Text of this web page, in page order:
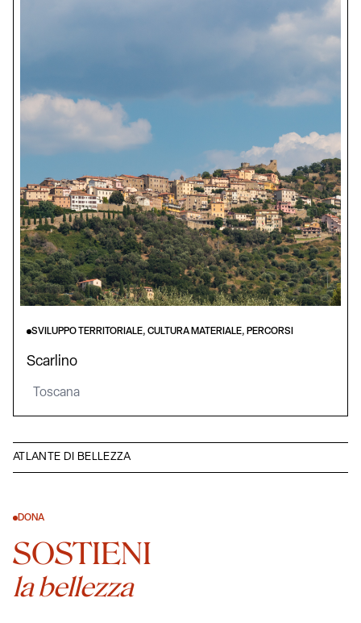
ATLANTE DI BELLEZZA
SVILUPPO TERRITORIALE, CULTURA MATERIALE, PERCORSI
Scarlino
Toscana
DONA
SOSTIENI
la bellezza